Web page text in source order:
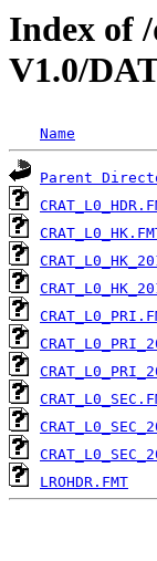
Index of
V1.0/
Name
Parent
LROHDR.FMT